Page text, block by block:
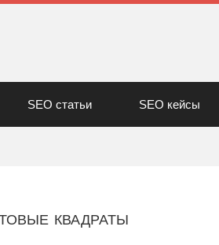
SEO статьи SEO кейсы
квадраты